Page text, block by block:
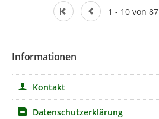
1 - 10 von 87
Informationen
Kontakt
Datenschutzerklärung